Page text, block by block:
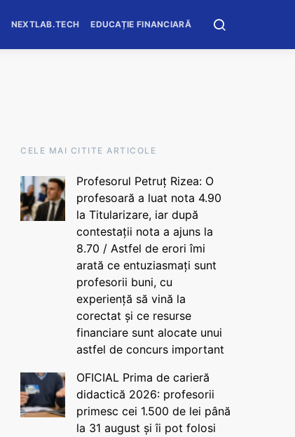
NEXTLAB.TECH EDUCAȚIE FINANCIARĂ
CELE MAI CITITE ARTICOLE
Profesorul Petruț Rizea: O
profesoară a luat nota 4.90
la Titularizare, iar după
contestații nota a ajuns la
8.70 / Astfel de erori îmi
arată ce entuziasmați sunt
profesorii buni, cu
experiență să vină la
corectat și ce resurse
financiare sunt alocate unui
astfel de concurs important
OFICIAL Prima de carieră
didactică 2026: profesorii
primesc cei 1.500 de lei până
la 31 august și îi pot folosi